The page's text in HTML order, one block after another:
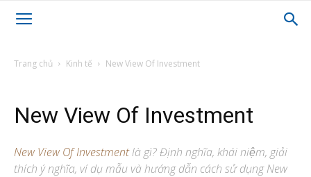
Trang chủ Kinh tế New View Of Investment
New View Of Investment
New View Of Investmentlà gì? Định nghĩa, khái niệm, giải
thích ý nghĩa, ví dụ mẫu và hướng dẫn cách sử dụng New